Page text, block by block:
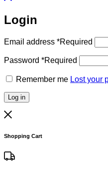
Login
Email address *Required
Password *Required
Remember me Lost your
Log in
Shopping Cart